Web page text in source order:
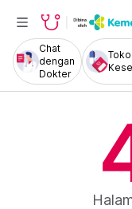
Chat
dengan
Dokter
Toko